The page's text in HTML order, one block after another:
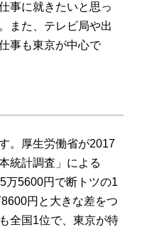
事に就きたいと思っ
また、テレビ局や出
事も東京が中心で
。厚生労働省が2017
統計調査」による
万5600円で断トツの1
円と大きな差をつ
全国1位で、東京が特